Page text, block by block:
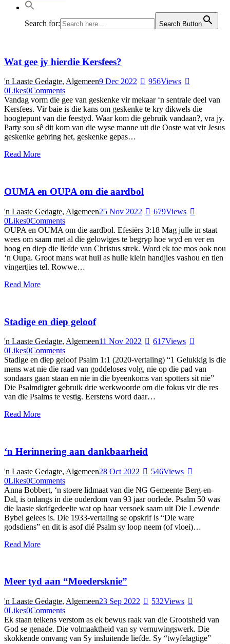
Search for: Search Button
Wat gee jy hierdie Kersfees?
'n Laaste Gedagte, Algemeen9 Dec 2022 956Views
0Likes0Comments
Vandag vorm die gee van geskenke vir mekaar ‘n sentrale deel van
Kersfees. Vir baie is die kans om geskenke te kry dikwels die
hoogtepunt van die feestyd. Waar kom die gebruik vandaan?, vra jy.
Party sou sê dit kom van die wyse manne uit die Ooste wat vir Jesus
geskenke gebring het, geskenke gepas…
Read More
OUMA en OUPA om die aardbol
'n Laaste Gedagte, Algemeen25 Nov 2022 679Views
0Likes0Comments
OUPA en OUMA om die aardbol. Efesiërs 3:18 Mag julle in staat
wees om saam met al die gelowiges te begryp hoe wyd en ver en
hoog en diep die liefde van Christus strek. Word ek toe mos ook nou
‘n Oupa. Groot mans wat huil as hulle klein handjies vashou en tien
vingertjies tel. Rowwe…
Read More
Stadige en diep geloof
'n Laaste Gedagte, Algemeen11 Nov 2022 617Views
0Likes0Comments
Stadige en diep geloof Psalm 1:1 (2020-vertaling) “1 Gelukkig is die
mens wat nie die raad van goddeloses volg, nie op die pad van
sondaars gaan staan en nie in die byeenkoms van spotters sit nie”
Die Psalmdigter gebruik drie werkwoorde om die fokus vir die res
van die Psalms te vestig. Eerstens word daar…
Read More
‘n Herinnering aan dankbaarheid
'n Laaste Gedagte, Algemeen28 Oct 2022 546Views
0Likes0Comments
Anna Bobbert, ‘n stoere lidmaat van die NG Gemeente Berg-en-
Dal, is onlangs in die ouderdom van 93 jaar oorlede. Psalm 50 was
die laaste skrifgedeelte wat op haar versoek saam uit Die Lewende
Bybel gelees is. Die 1933-vertaling se opskrif is “Die ware
godsdiens” en dit is asof dié Psalm sy loop neem (of vloei)…
Read More
Meer tyd aan “Moedersknie”
'n Laaste Gedagte, Algemeen23 Sep 2022 532Views
0Likes0Comments
Ek staan telkens verstom as ek bewus raak van die Grootsheid van
God se genade. Die volmaaktheid van sy vernuwingswerk. Die
skokkende omvang van Sy insluitende liefde. Sy “twyfelagtige”